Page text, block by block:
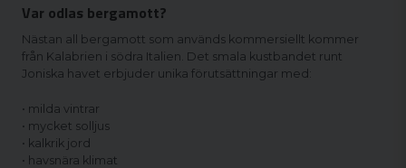
Var odlas bergamott?
Nästan all bergamott som används kommersiellt kommer
från Kalabrien i södra Italien. Det smala kustbandet runt
Joniska havet erbjuder unika förutsättningar med:
• milda vintrar
• mycket solljus
• kalkrik jord
• havsnära klimat